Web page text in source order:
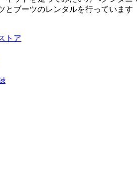
とブーツのレンタルを行っています
トア